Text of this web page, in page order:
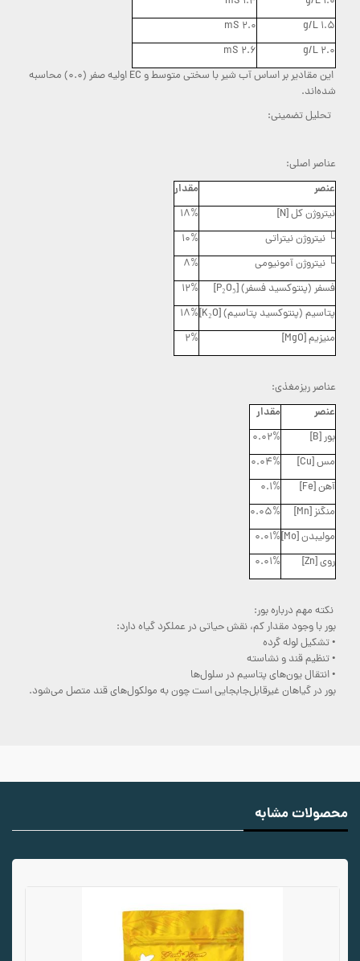
1.5 g/L
2.0 mS
2.0 g/L
2.6 mS
این مقادیر بر اساس آب شیر با سختی متوسط و EC اولیه صفر (0.0) محاسبه
شده‌اند.
تحلیل تضمینی:
عناصر اصلی:
عنصر مقدار
نیتروژن کل [N]
18%
└ نیتروژن نیتراتی
10%
└ نیتروژن آمونیومی
8%
فسفر (پنتوکسید فسفر) [P₂O₅]
12%
پتاسیم (پنتوکسید پتاسیم) [K₂O]
18%
منیزیم [MgO]
2%
عناصر ریزمغذی:
عنصر مقدار
بور [B]
0.02%
مس [Cu]
0.04%
آهن [Fe]
0.1%
منگنز [Mn]
0.05%
مولیبدن [Mo]
0.01%
روی [Zn]
0.01%
نکته مهم درباره بور:
بور با وجود مقدار کم، نقش حیاتی در عملکرد گیاه دارد:
• تشکیل لوله گرده
• تنظیم قند و نشاسته
• انتقال یون‌های پتاسیم در سلول‌ها
بور در گیاهان غیرقابل‌جابجایی است چون به مولکول‌های قند متصل می‌شود.
محصولات مشابه